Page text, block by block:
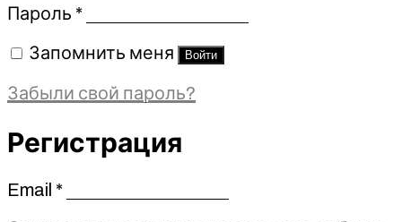
Пароль *Обязательно
Запомнить меня Войти
Забыли свой пароль?
Регистрация
Email *Обязательно